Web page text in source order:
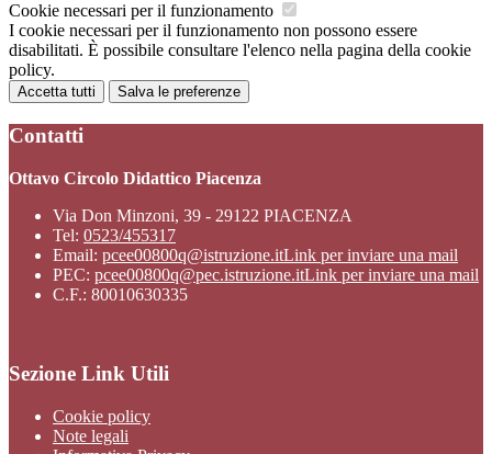
Cookie necessari per il funzionamento
I cookie necessari per il funzionamento non possono essere
disabilitati. È possibile consultare l'elenco nella pagina della cookie
policy.
Accetta tutti Salva le preferenze
Contatti
Ottavo Circolo Didattico Piacenza
Via Don Minzoni, 39 - 29122 PIACENZA
Tel: 0523/455317
Email: pcee00800q@istruzione.itLink per inviare una mail
PEC: pcee00800q@pec.istruzione.itLink per inviare una mail
C.F.: 80010630335
Sezione Link Utili
Cookie policy
Note legali